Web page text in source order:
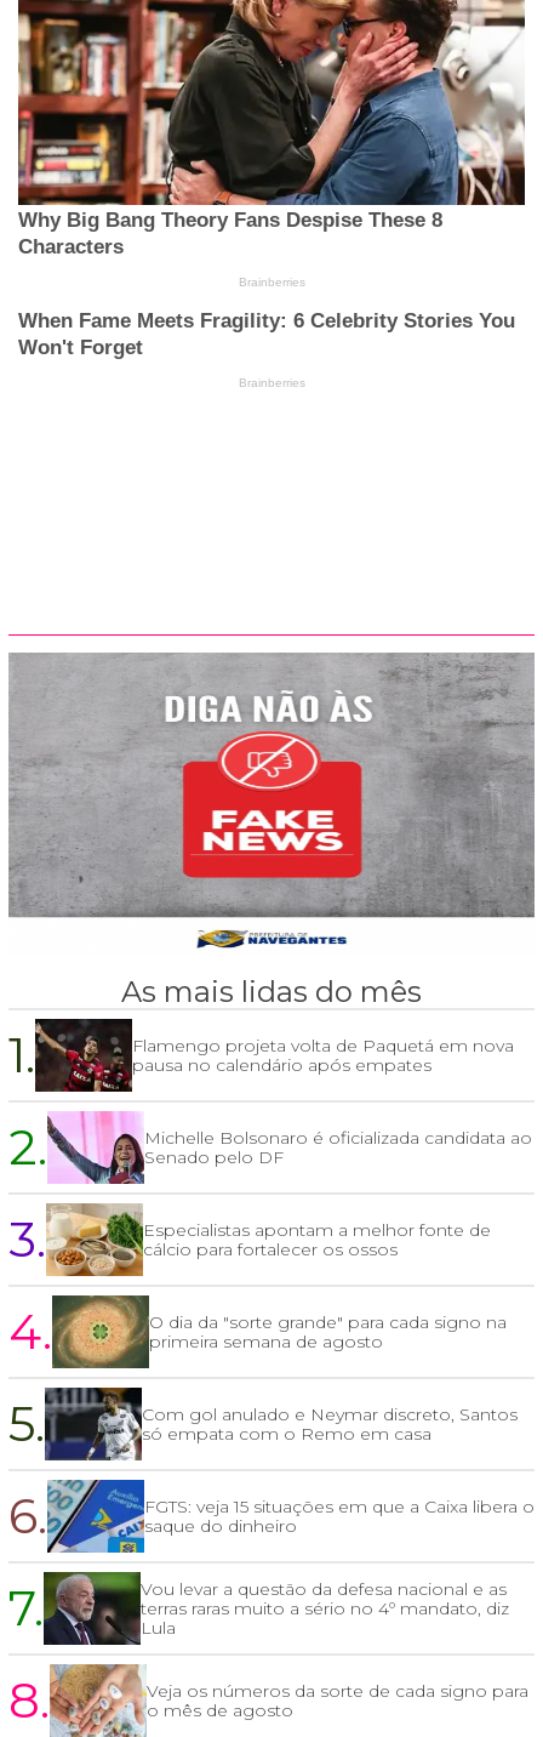
As mais lidas do mês
1.
Flamengo projeta volta de Paquetá em nova
pausa no calendário após empates
2.
Michelle Bolsonaro é oficializada candidata ao
Senado pelo DF
3.
Especialistas apontam a melhor fonte de
cálcio para fortalecer os ossos
4.
O dia da "sorte grande" para cada signo na
primeira semana de agosto
5.
Com gol anulado e Neymar discreto, Santos
só empata com o Remo em casa
6.
FGTS: veja 15 situações em que a Caixa libera o
saque do dinheiro
7.
Vou levar a questão da defesa nacional e as
terras raras muito a sério no 4º mandato, diz
Lula
8.
Veja os números da sorte de cada signo para
o mês de agosto